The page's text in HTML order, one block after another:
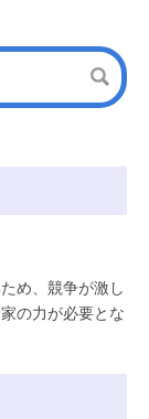
め、競争が激し
の力が必要とな